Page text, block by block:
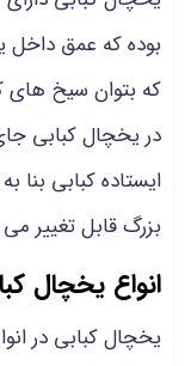
که بتوان سیخ های
در یخچال کبابی
ایستاده کبابی
بزرگ قابل تغییر
انواع یخچال
یخچال کبابی در